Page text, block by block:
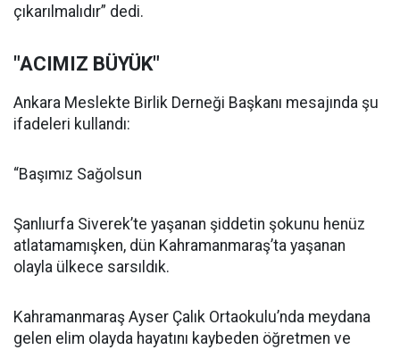
çıkarılmalıdır” dedi.
"ACIMIZ BÜYÜK"
Ankara Meslekte Birlik Derneği Başkanı mesajında şu
ifadeleri kullandı:
“Başımız Sağolsun
Şanlıurfa Siverek’te yaşanan şiddetin şokunu henüz
atlatamamışken, dün Kahramanmaraş’ta yaşanan
olayla ülkece sarsıldık.
Kahramanmaraş Ayser Çalık Ortaokulu’nda meydana
gelen elim olayda hayatını kaybeden öğretmen ve